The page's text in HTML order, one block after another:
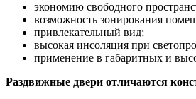
экономию свободного
возможность зонирования
привлекательный вид;
высокая инсоляция при
применение в габаритных и
Раздвижные двери отличаются